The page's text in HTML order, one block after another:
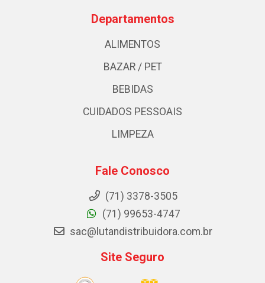
Departamentos
ALIMENTOS
BAZAR / PET
BEBIDAS
CUIDADOS PESSOAIS
LIMPEZA
Fale Conosco
(71) 3378-3505
(71) 99653-4747
sac@lutandistribuidora.com.br
Site Seguro